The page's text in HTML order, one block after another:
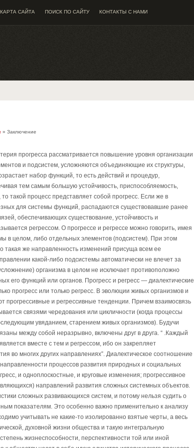
КАРТА САЙТА ПОИСК ПО САЙТУ КОНТАКТЫ С НАМИ
» Заключение
прогресса рассматривается повышение уровня организации
и подсистем, усложняются объединяющие их структуры,
набор функций, то есть действий и процедур,
тем самым большую устойчивость, приспособляемость,
такой процесс представляет собой прогресс. Если же в
для системы функций, распадаются существовавшие ранее
обеспечивающих существование, устойчивость и
регрессом. О прогрессе и регрессе можно говорить, имея
в целом, либо отдельных элементов (подсистем). При этом
такая же направленность изменений присуща всем ее
какой-либо подсистемы автоматически не влечет за
организма в целом не исключает противоположно
его функций или органов. Прогресс и регресс — диалектические
прогресс или только регресс. В эволюции живых организмов и
прогрессивные и регрессивные тенденции. Причем взаимосвязь
связями чередования или цикличности (когда процессы
увяданием, старением живых организмов). Будучи
между собой неразрывно, включены друг в друга. “ .Каждый
вместе с тем и регрессом, ибо он закрепляет
во многих других направлениях”. Диалектическое соотношение
процессов развития природных и социальных
и одноплоскостные, и круговые изменения; прогрессивное
направлений развития сложных системных объектов.
сложных развивающихся систем, и потому нельзя судить о
показателям. Это особенно важно применительно к анализу
учитывать не какие-то изолированно взятые черты, а весь
духовной жизни общества и такую интегральную
жизнеспособности, перспективности той или иной